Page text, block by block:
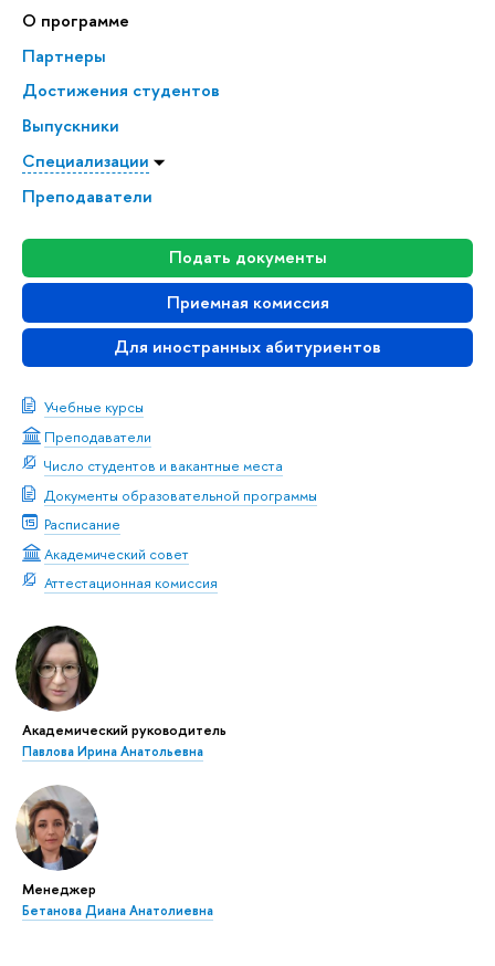
О программе
Партнеры
Достижения студентов
Выпускники
Специализации
Преподаватели
Подать документы
Приемная комиссия
Для иностранных абитуриентов
Учебные курсы
Преподаватели
Число студентов и вакантные места
Документы образовательной программы
Расписание
Академический совет
Аттестационная комиссия
Академический руководитель
Павлова Ирина Анатольевна
Менеджер
Бетанова Диана Анатолиевна